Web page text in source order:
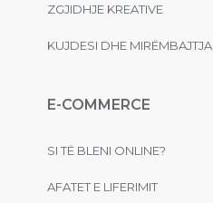
ZGJIDHJE KREATIVE
KUJDESI DHE MIRËMBAJTJA
E-COMMERCE
SI TË BLENI ONLINE?
AFATET E LIFERIMIT